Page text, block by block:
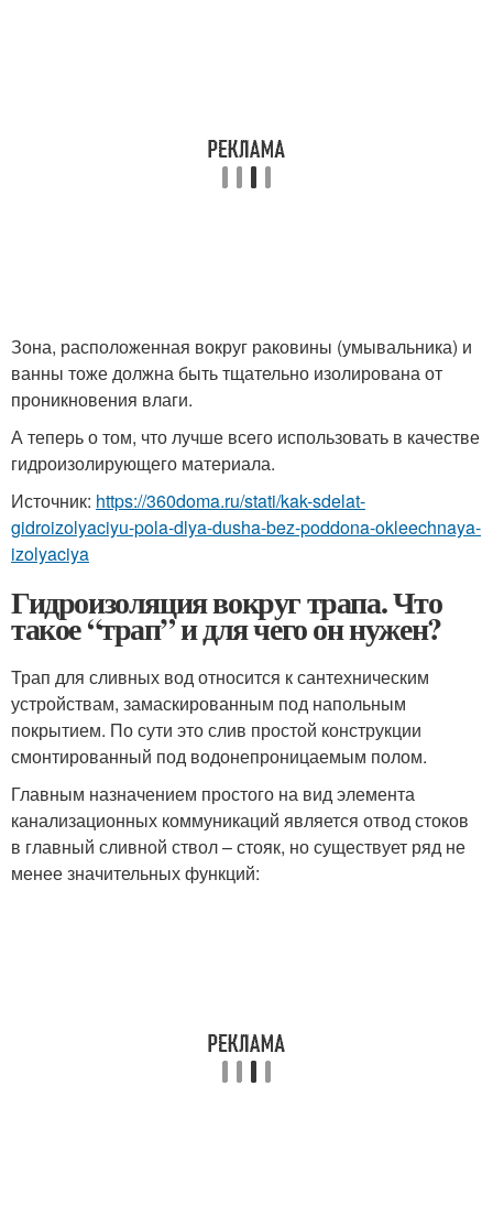
Зона, расположенная вокруг раковины (умывальника) и
ванны тоже должна быть тщательно изолирована от
проникновения влаги.
А теперь о том, что лучше всего использовать в качестве
гидроизолирующего материала.
Источник: https://360doma.ru/stati/kak-sdelat-
gidroizolyaciyu-pola-dlya-dusha-bez-poddona-okleechnaya-
izolyaciya
Гидроизоляция вокруг трапа. Что
такое “трап” и для чего он нужен?
Трап для сливных вод относится к сантехническим
устройствам, замаскированным под напольным
покрытием. По сути это слив простой конструкции
смонтированный под водонепроницаемым полом.
Главным назначением простого на вид элемента
канализационных коммуникаций является отвод стоков
в главный сливной ствол – стояк, но существует ряд не
менее значительных функций: